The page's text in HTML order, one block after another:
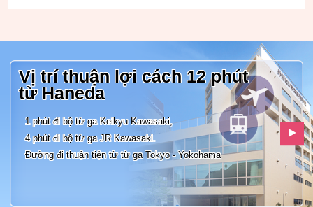
Vị trí thuận lợi cách 12 phút
từHaneda
1 phút đi bộ từ ga Keikyu Kawasaki,
4 phút đi bộ từ ga JR Kawasaki.
Đường đi thuận tiện từ từ gaTokyo - Yokohama